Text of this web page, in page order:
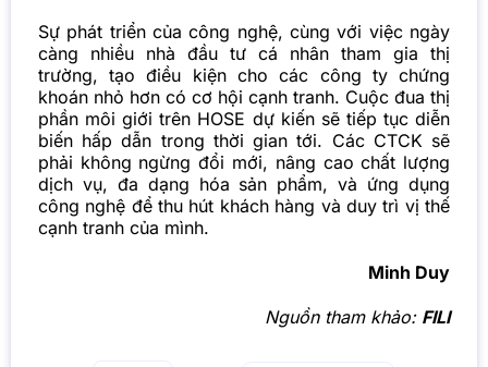
Sự phát triển của công nghệ, cùng với việc ngày
càng nhiều nhà đầu tư cá nhân tham gia thị
trường, tạo điều kiện cho các công ty chứng
khoán nhỏ hơn có cơ hội cạnh tranh. Cuộc đua thị
phần môi giới trên HOSE dự kiến sẽ tiếp tục diễn
biến hấp dẫn trong thời gian tới. Các CTCK sẽ
phải không ngừng đổi mới, nâng cao chất lượng
dịch vụ, đa dạng hóa sản phẩm, và ứng dụng
công nghệ để thu hút khách hàng và duy trì vị thế
cạnh tranh của mình.
Minh Duy
Nguồn tham khảo: FILI